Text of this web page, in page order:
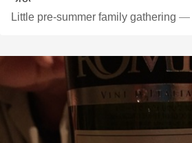
Little pre-summer family gathering —